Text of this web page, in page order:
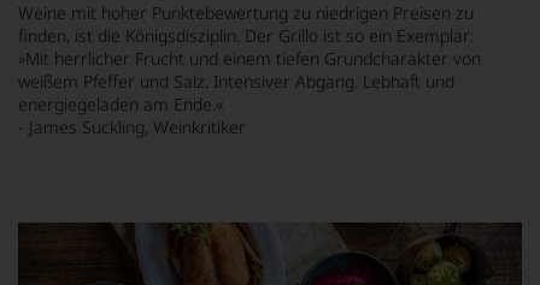
Weine mit hoher Punktebewertung zu niedrigen Preisen zu
finden, ist die Königsdisziplin. Der Grillo ist so ein Exemplar:
»Mit herrlicher Frucht und einem tiefen Grundcharakter von
weißem Pfeffer und Salz. Intensiver Abgang. Lebhaft und
energiegeladen am Ende.«
- James Suckling, Weinkritiker